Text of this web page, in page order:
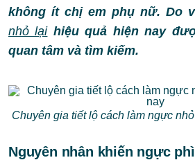
không ít chị em phụ nữ. Do
nhỏ lạihiệu quả hiện nay
quan tâm và tìm kiếm.
Chuyên gia tiết lộ cách làm ngực
Nguyên nhân khiến ngực